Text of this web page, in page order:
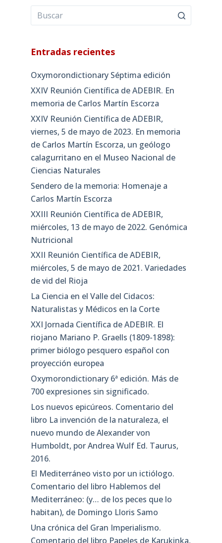
Entradas recientes
Oxymorondictionary Séptima edición
XXIV Reunión Científica de ADEBIR. En
memoria de Carlos Martín Escorza
XXIV Reunión Científica de ADEBIR,
viernes, 5 de mayo de 2023. En memoria
de Carlos Martín Escorza, un geólogo
calagurritano en el Museo Nacional de
Ciencias Naturales
Sendero de la memoria: Homenaje a
Carlos Martín Escorza
XXIII Reunión Científica de ADEBIR,
miércoles, 13 de mayo de 2022. Genómica
Nutricional
XXII Reunión Científica de ADEBIR,
miércoles, 5 de mayo de 2021. Variedades
de vid del Rioja
La Ciencia en el Valle del Cidacos:
Naturalistas y Médicos en la Corte
XXI Jornada Científica de ADEBIR. El
riojano Mariano P. Graells (1809-1898):
primer biólogo pesquero español con
proyección europea
Oxymorondictionary 6ª edición. Más de
700 expresiones sin significado.
Los nuevos epicúreos. Comentario del
libro La invención de la naturaleza, el
nuevo mundo de Alexander von
Humboldt, por Andrea Wulf Ed. Taurus,
2016.
El Mediterráneo visto por un ictiólogo.
Comentario del libro Hablemos del
Mediterráneo: (y… de los peces que lo
habitan), de Domingo Lloris Samo
Una crónica del Gran Imperialismo.
Comentario del libro Papeles de Karukinka,